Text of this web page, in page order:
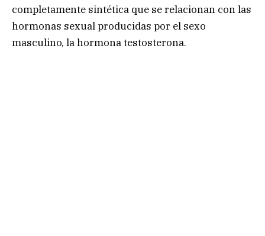
completamente sintética que se relacionan con las
hormonas sexual producidas por el sexo
masculino, la hormona testosterona.